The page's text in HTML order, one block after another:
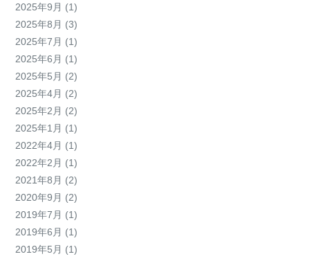
2025年9月 (1)
2025年8月 (3)
2025年7月 (1)
2025年6月 (1)
2025年5月 (2)
2025年4月 (2)
2025年2月 (2)
2025年1月 (1)
2022年4月 (1)
2022年2月 (1)
2021年8月 (2)
2020年9月 (2)
2019年7月 (1)
2019年6月 (1)
2019年5月 (1)